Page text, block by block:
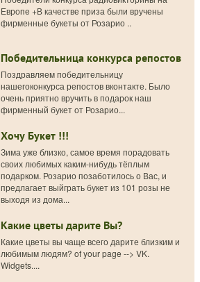
Европе +В качестве приза были вручены
фирменные букеты от Розарио ..
Победительница конкурса репостов
Поздравляем победительницу
нашегоконкурса репостов вконтакте. Было
очень приятно вручить в подарок наш
фирменный букет от Розарио...
Хочу Букет !!!
Зима уже близко, самое время порадовать
своих любимых каким-нибудь тёплым
подарком. Розарио позаботилось о Вас, и
предлагает выйграть букет из 101 розы не
выходя из дома...
Какие цветы дарите Вы?
Какие цветы вы чаще всего дарите близким и
любимым людям? of your page --> VK.
Widgets....